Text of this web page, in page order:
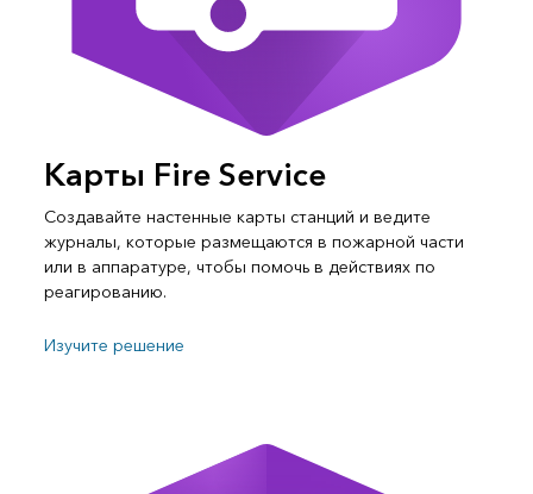
Карты Fire Service
Создавайте настенные карты станций и ведите
журналы, которые размещаются в пожарной части
или в аппаратуре, чтобы помочь в действиях по
реагированию.
Изучите решение